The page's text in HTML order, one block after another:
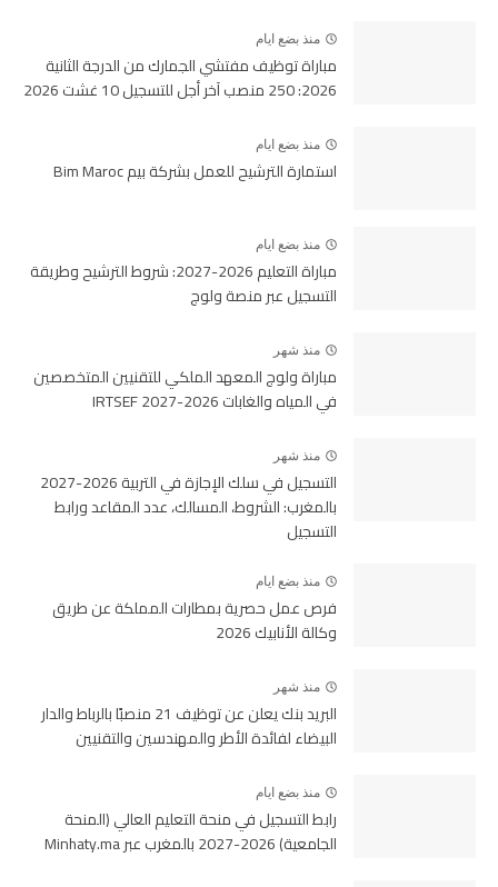
منذ بضع ايام
مباراة توظيف مفتشي الجمارك من الدرجة الثانية
2026: 250 منصب آخر أجل للتسجيل 10 غشت 2026
منذ بضع ايام
استمارة الترشيح للعمل بشركة بيم Bim Maroc
منذ بضع ايام
مباراة التعليم 2026-2027: شروط الترشيح وطريقة
التسجيل عبر منصة ولوج
منذ شهر
مباراة ولوج المعهد الملكي للتقنيين المتخصصين
في المياه والغابات 2026-2027 IRTSEF
منذ شهر
التسجيل في سلك الإجازة في التربية 2026-2027
بالمغرب: الشروط، المسالك، عدد المقاعد ورابط
التسجيل
منذ بضع ايام
فرص عمل حصرية بمطارات المملكة عن طريق
وكالة الأنابيك 2026
منذ شهر
البريد بنك يعلن عن توظيف 21 منصبًا بالرباط والدار
البيضاء لفائدة الأطر والمهندسين والتقنيين
منذ بضع ايام
رابط التسجيل في منحة التعليم العالي (المنحة
الجامعية) 2026-2027 بالمغرب عبر Minhaty.ma